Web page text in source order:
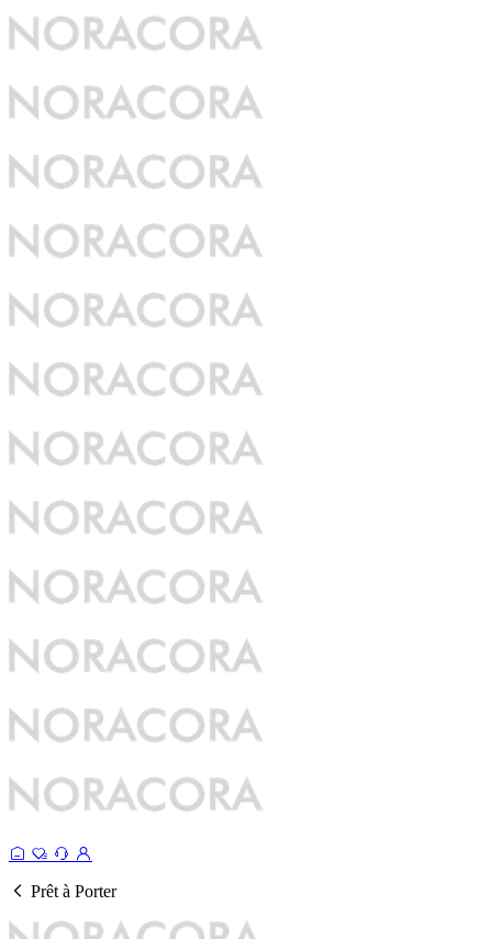
Prêt à Porter